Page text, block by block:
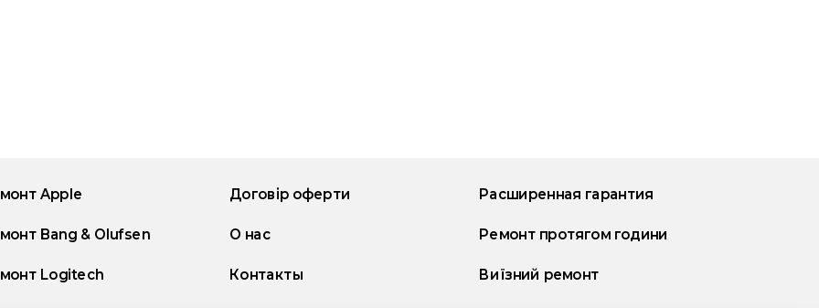
Apple
Bang & Olufsen
Logitech
Договір оферти
О нас
Контакты
Расширенная гарантия
Ремонт протягом години
Виїзний ремонт